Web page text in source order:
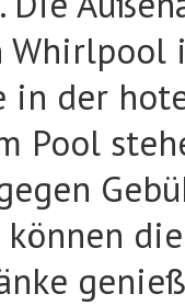
in der
Pool